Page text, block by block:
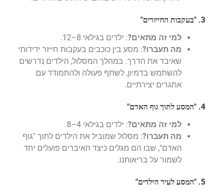
3. "בעקבות החייזרים"
למי זה מתאים?: ילדים בגילאי 8–12.
מה תעברו?: מסע בין כוכבים בעקבות חייזר ידידותי
שאיבד את הדרך. במהלך המסלול, הילדים נדרשים
להשתמש בדמיון, לשתף פעולה ולהתמודד עם
אתגרים יצירתיים.
4. "המסע לתוך גוף האדם"
למי זה מתאים?: ילדים בגילאי 4–8.
מה תעברו?: מסלול שמוביל את הילדים לתוך "גוף
האדם", שבו הם מגלים כיצד האיברים פועלים יחד
לשמור על בריאותנו.
5. "המסע לעיר הילדים"